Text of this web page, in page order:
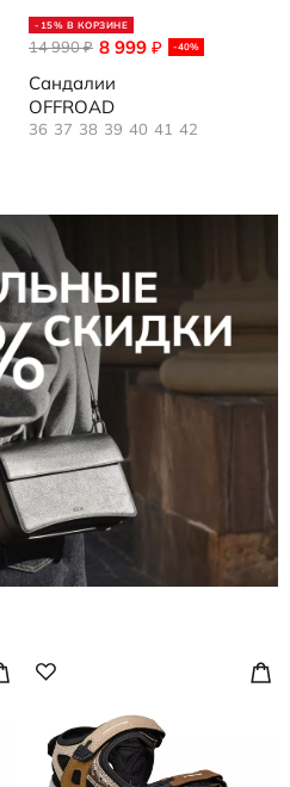
-15% В КОРЗИНЕ
8 999 ₽ -40%
14 990₽
Сандалии
OFFROAD
36 37 38 39 40 41 42